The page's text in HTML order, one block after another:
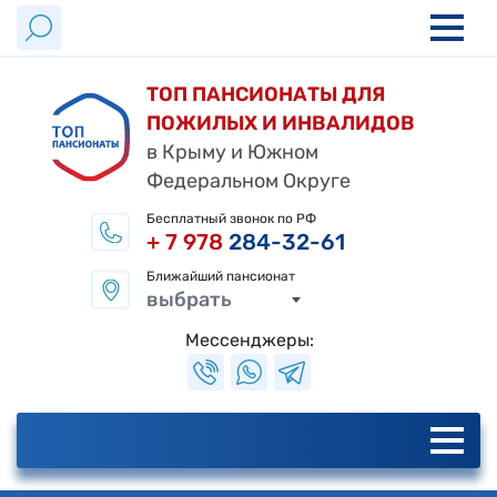
ТОП ПАНСИОНАТЫ ДЛЯ
ПОЖИЛЫХ И ИНВАЛИДОВ
в Крыму и Южном
Федеральном Округе
Бесплатный звонок по РФ
+ 7 978 284-32-61
Ближайший пансионат
выбрать
Мессенджеры: